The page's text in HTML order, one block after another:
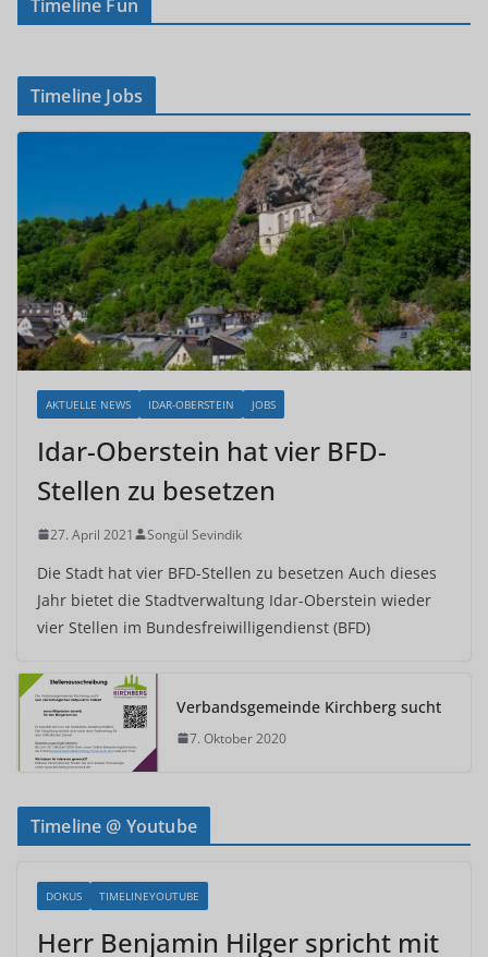
Timeline Fun
Timeline Jobs
AKTUELLE NEWS IDAR-OBERSTEIN JOBS
Idar-Oberstein hat vier BFD-
Stellen zu besetzen
27. April 2021 Songül Sevindik
Die Stadt hat vier BFD-Stellen zu besetzen Auch dieses
Jahr bietet die Stadtverwaltung Idar-Oberstein wieder
vier Stellen im Bundesfreiwilligendienst (BFD)
Verbandsgemeinde Kirchberg sucht
7. Oktober 2020
Timeline @ Youtube
DOKUS TIMELINEYOUTUBE
Herr Benjamin Hilger spricht mit